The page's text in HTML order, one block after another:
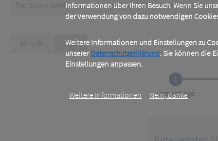
Informationen über Ihren Besuch. Wenn Sie
der Verwendung von dazu notwendigen
Weitere Informationen und Einstellungen zu
unsererDatenschutzerklärung. Sie können die
Einstellungen anpassen.
Weitere Informationen Nein, danke
Warning
message
The below webform has been prepopulated with custom/
Primary
Ansicht Test(active
tab)
1
Current
Ihre Anfrage